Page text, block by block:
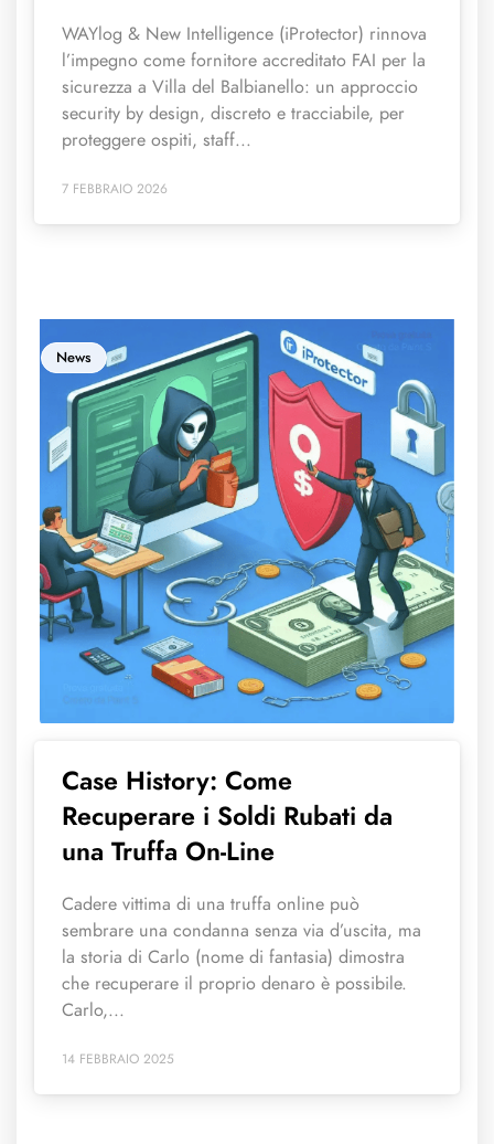
WAYlog & New Intelligence (iProtector) rinnova
l’impegno come fornitore accreditato FAI per la
sicurezza a Villa del Balbianello: un approccio
security by design, discreto e tracciabile, per
proteggere ospiti, staff...
7 FEBBRAIO 2026
News
Case History: Come
Recuperare i Soldi Rubati da
una Truffa On-Line
Cadere vittima di una truffa online può
sembrare una condanna senza via d’uscita, ma
la storia di Carlo (nome di fantasia) dimostra
che recuperare il proprio denaro è possibile.
Carlo,...
14 FEBBRAIO 2025